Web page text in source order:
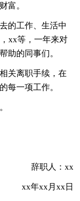
富。
的工作、生活中
xx等，一年来对
助的同事们。
关离职手续，在
每一项工作。
辞职人：xx
xx年xx月xx日